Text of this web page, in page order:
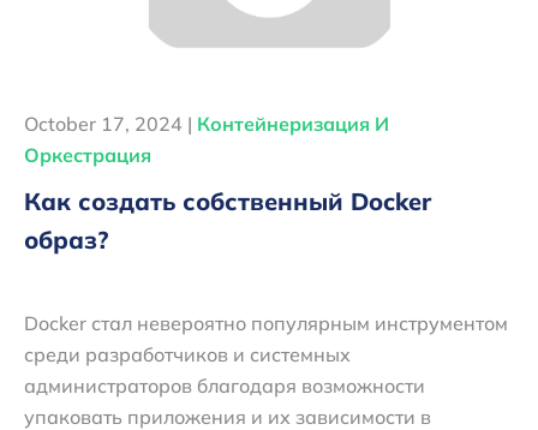
October 17, 2024 | Контейнеризация И
Оркестрация
Как создать собственный Docker
образ?
Docker стал невероятно популярным инструментом
среди разработчиков и системных
администраторов благодаря возможности
упаковать приложения и их зависимости в